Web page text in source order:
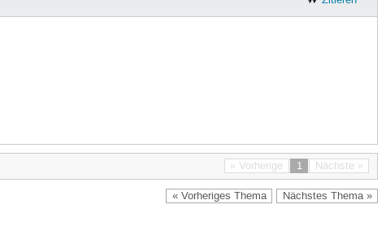
« Vorherige 1 Nächste »
« Vorheriges Thema Nächstes Thema »